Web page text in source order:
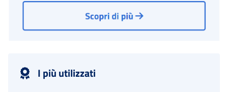
I più utilizzati